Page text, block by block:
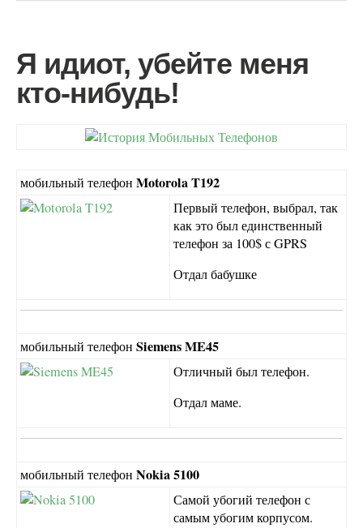
Я идиот, убейте меня
кто-нибудь!
мобильный телефон Motorola T192
Первый телефон, выбрал, так
как это был единственный
телефон за 100$ с GPRS
Отдал бабушке
мобильный телефон Siemens ME45
Отличный был телефон.
Отдал маме.
мобильный телефон Nokia 5100
Самой убогий телефон с
самым убогим корпусом.